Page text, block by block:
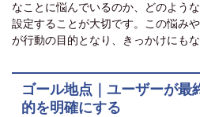
なことに悩んでいるのか、どのよう
設定することが大切です。この悩み
が行動の目的となり、きっかけにも
ゴール地点｜ユーザーが最
的を明確にする